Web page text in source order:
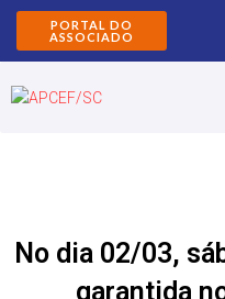
PORTAL DO
ASSOCIADO
No dia 02/03,
garantida